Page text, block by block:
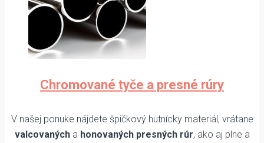
Chromované tyče a presné rúry
V našej ponuke nájdete špičkový hutnícky materiál, vrátane
valcovanýcha honovaných presných rúr, ako aj plne a